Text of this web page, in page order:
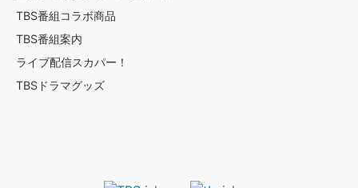
TBS番組コラボ商品
TBS番組案内
ライブ配信スカパー！
TBSドラマグッズ